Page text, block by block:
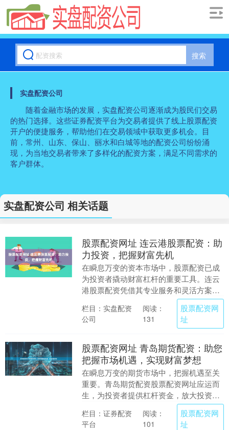
搜索
实盘配资公司
随着金融市场的发展，实盘配资公司逐渐成为股民们交易
的热门选择。这些证券配资平台为交易者提供了线上股票配资
开户的便捷服务，帮助他们在交易领域中获取更多机会。目
前，常州、山东、保山、丽水和白城等地的配资公司纷纷涌
现，为当地交易者带来了多样化的配资方案，满足不同需求的
客户群体。
实盘配资公司 相关话题
股票配资网址 连云港股票配资：助
力投资，把握财富先机
在瞬息万变的资本市场中，股票配资已成
为投资者撬动财富杠杆的重要工具。连云
港股票配资凭借其专业服务和灵活方案，
为投资者提供助力，把握财富先机。 * **
资金门槛：....
栏目：实盘配资
公司
阅读：
131
股票配资网
址
股票配资网址 青岛期货配资：助您
把握市场机遇，实现财富梦想
在瞬息万变的期货市场中，把握机遇至关
重要。青岛期货配资股票配资网址应运而
生，为投资者提供杠杆资金，放大投资收
益，助其实现财富梦想。 乐平股票配资严
格遵守监管要求....
栏目：证券配资
平台
阅读：
101
股票配资网
址